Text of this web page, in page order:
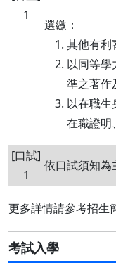
1
選繳：
其他有利
以同等學
準之著作
以在職生
在職證明
[口試]
1
依口試須知為
更多詳情請參考招生
考試入學